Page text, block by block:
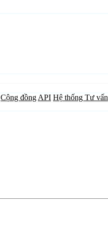
Cộng đồng API Hệ thống Tư vấn